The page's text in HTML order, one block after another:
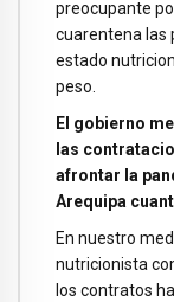
preocupante
cuarentena las
estado
peso.
El gobierno
las
afrontar la
Arequipa
En nuestro
nutricionista
los contratos